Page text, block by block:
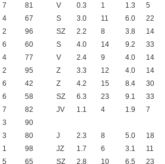
7 81 V 0.3 1 1.3
5
4 67 S 3.0 11 6.0
22
2 96 SZ 2.2 8 3.8
14
6 60 S 4.0 14 9.2
33
4 77 V 2.4 9 4.0
14
2 95 Z 3.3 12 4.0
14
6 42 Z 4.2 15 8.4
30
6 58 SZ 6.3 23 9.1
33
7 82 JV 1.1 4 1.9
7
3
90
3 80 J 2.3 8 5.0
18
1 98 JZ 1.7 6 3.1
11
5 65 SZ 2.8 10 6.5
23